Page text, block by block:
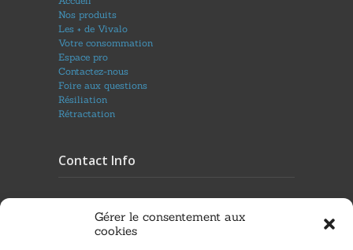
Gérer le consentement aux
cookies
Nos produits
Les + de Vivalo
Votre consommation
Espace pro
Contactez-nous
Foire aux questions
Résiliation
Rétractation
Contact Info
Sainte-Marie : 61 rue André Lardy 97438,
Sainte- Marie